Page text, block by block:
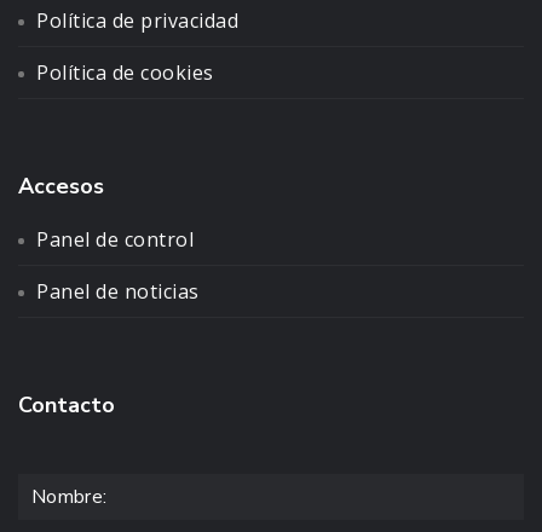
Política de privacidad
Política de cookies
Accesos
Panel de control
Panel de noticias
Contacto